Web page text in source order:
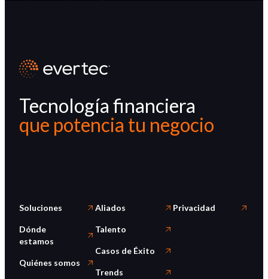
Tecnología financiera
que potencia tu negocio
Soluciones
Dónde
estamos
Quiénes somos
Aliados
Talento
Casos de Éxito
Trends
Privacidad